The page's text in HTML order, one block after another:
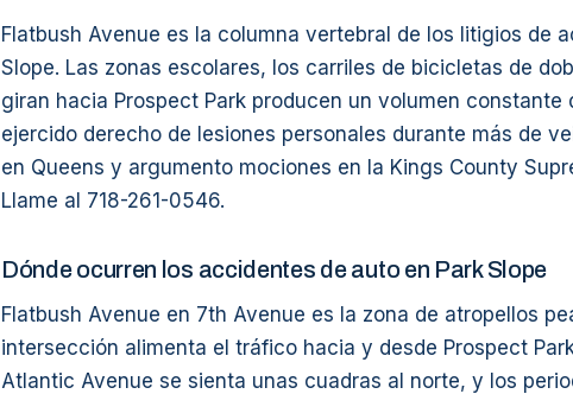
Flatbush Avenue es la columna vertebral de los litigios de
Slope. Las zonas escolares, los carriles de bicicletas de
giran hacia Prospect Park producen un volumen constante
ejercido derecho de lesiones personales durante más de
en Queens y argumento mociones en la Kings County
Llame al 718-261-0546.
Dónde ocurren los accidentes de auto en Park Slope
Flatbush Avenue en 7th Avenue es la zona de atropellos
intersección alimenta el tráfico hacia y desde Prospect
Atlantic Avenue se sienta unas cuadras al norte, y los